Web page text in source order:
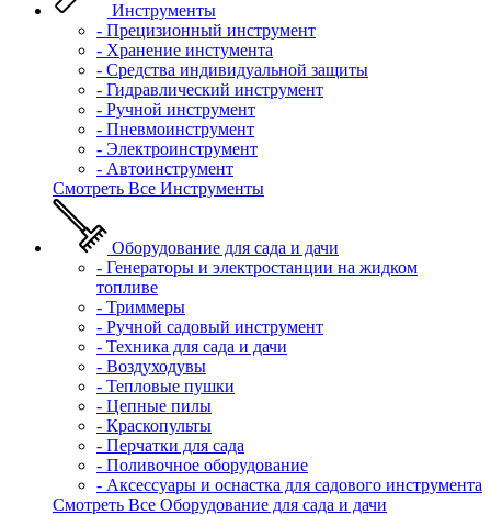
Инструменты
- Прецизионный инструмент
- Хранение инстумента
- Средства индивидуальной защиты
- Гидравлический инструмент
- Ручной инструмент
- Пневмоинструмент
- Электроинструмент
- Автоинструмент
Смотреть Все Инструменты
Оборудование для сада и дачи
- Генераторы и электростанции на жидком
топливе
- Триммеры
- Ручной садовый инструмент
- Техника для сада и дачи
- Воздуходувы
- Тепловые пушки
- Цепные пилы
- Краскопульты
- Перчатки для сада
- Поливочное оборудование
- Аксессуары и оснастка для садового инструмента
Смотреть Все Оборудование для сада и дачи